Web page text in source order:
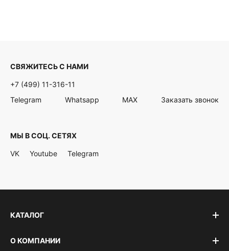
СВЯЖИТЕСЬ С НАМИ
+7 (499) 11-316-11
Telegram
Whatsapp MAX Заказать звонок
МЫ В СОЦ. СЕТЯХ
VK Youtube Telegram
КАТАЛОГ
О КОМПАНИИ